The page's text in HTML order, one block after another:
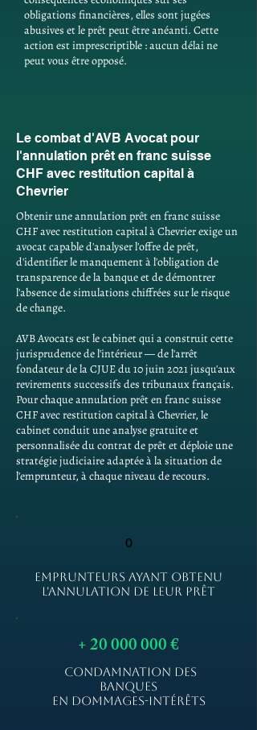
obligations financières, elles sont jugées
abusives et le prêt peut être anéanti. Cette
action est imprescriptible : aucun délai ne
peut vous être opposé.
Le combat d'AVB Avocat pour
l'annulation prêt en franc suisse
CHF avec restitution capital à
Chevrier
Obtenir une annulation prêt en franc suisse
CHF avec restitution capital à Chevrier exige un
avocat capable d'analyser l'offre de prêt,
d'identifier le manquement à l'obligation de
transparence de la banque et de démontrer
l'absence de simulations chiffrées sur le risque
de change.
AVB Avocats est le cabinet qui a construit cette
jurisprudence de l'intérieur — de l'arrêt
fondateur de la CJUE du 10 juin 2021 jusqu'aux
revirements successifs des tribunaux français.
Pour chaque annulation prêt en franc suisse
CHF avec restitution capital à Chevrier, le
cabinet conduit une analyse gratuite et
personnalisée du contrat de prêt et déploie une
stratégie judiciaire adaptée à la situation de
l'emprunteur, à chaque niveau de recours.
0
EMPRUNTEURS AYANT OBTENU
L'ANNULATION DE LEUR PRÊT
+20 000 000€
CONDAMNATION DES
BANQUES
EN DOMMAGES-INTÉRÊTS